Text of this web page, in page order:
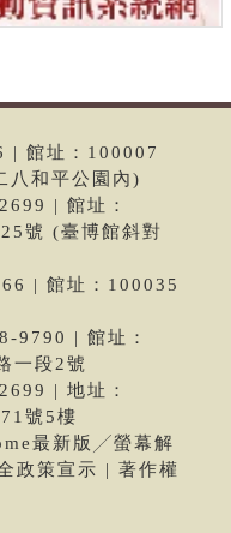
| 館址：100007
八和平公園內)
| 館址：
號 (臺博館斜對
| 館址：100035
9790 | 館址：
一段2號
| 地址：
號5樓
最新版╱螢幕解
政策宣示 | 著作權